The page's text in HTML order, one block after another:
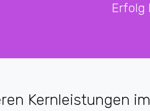
Erfolg
Kernleistungen